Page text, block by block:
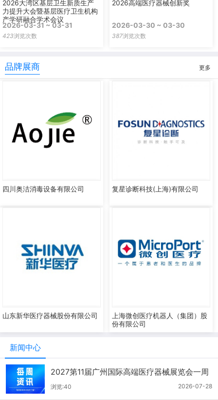
2026大湾区基层卫生新质生产
力提升大会暨基层医疗卫生机构
产学研融合学术会议
2026-03-31 ~ 03-31
423浏览次数
2026高端医疗器械创新奖
2026-03-30 ~ 03-30
387浏览次数
品牌展商 更多
四川奥洁消毒设备有限公司 复星诊断科技(上海)有限公司
山东新华医疗器械股份有限公司
上海微创医疗机器人（集团）股
份有限公司
新闻中心
2027第11届广州国际高端医疗器械展览会一周
报（7.22-7.28）
2026-07-28
浏览:40